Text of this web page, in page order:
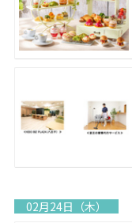
02月24日（木）